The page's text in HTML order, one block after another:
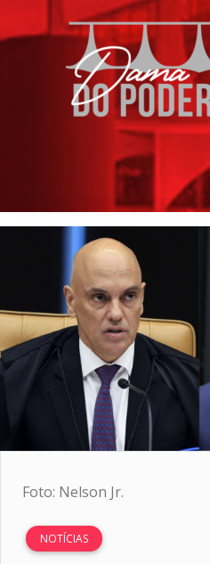
Foto: Nelson Jr.
NOTÍCIAS